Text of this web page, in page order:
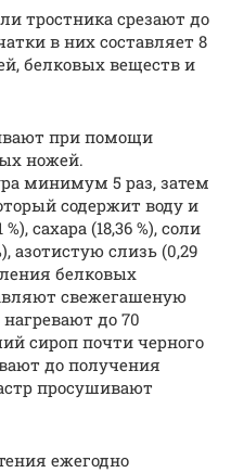
тростника срезают до
в них составляет 8
белковых веществ и
при помощи
ножей.
минимум 5 раз, затем
содержит воду и
сахара (18,36 %), соли
азотистую слизь (0,29
белковых
свежегашеную
до 70
сироп почти черного
до получения
просушивают
ежегодно